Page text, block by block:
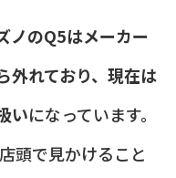
ノのQ5はメーカー
外れており、現在は
いになっています。
頭で見かけること